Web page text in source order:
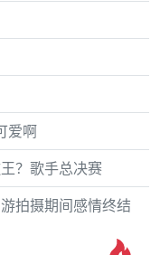
爱啊
？歌手总决赛
拍摄期间感情终结